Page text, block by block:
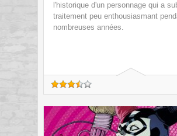
l'historique d'un personnage qui a
traitement peu enthousiasmant
nombreuses années.